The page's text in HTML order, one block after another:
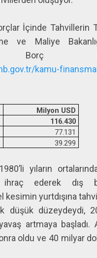
İçinde Tahvillerin
ve Maliye
Borç
kamu-
Milyon USD
116.430
77.131
39.299
yıların
ihraç ederek dış
kesimin yurtdışına
düşük düzeydeydi,
artmaya başladı.
oldu ve 40 milyar